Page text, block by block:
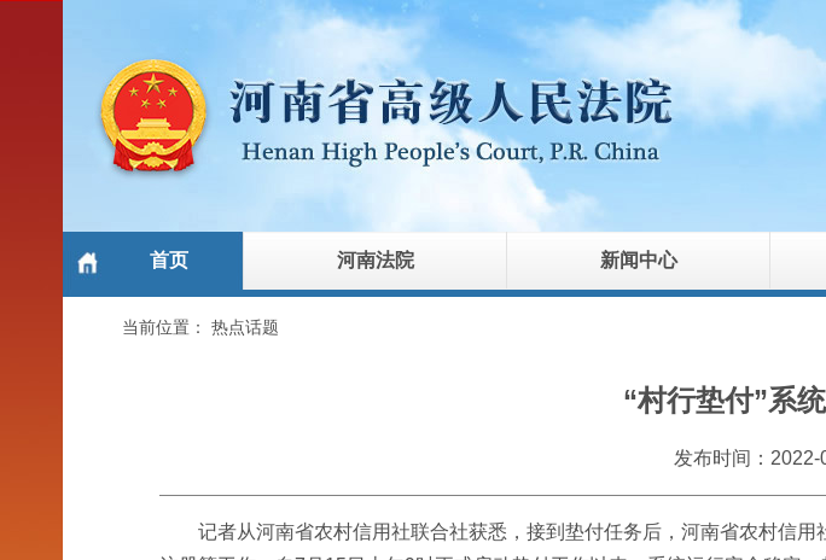
首页 河南法院 新闻中心
当前位置： 热点话题
“村行垫付”系
发布时间：
记者从河南省农村信用社联合社获悉，接到垫付任务后，河南省农村信用